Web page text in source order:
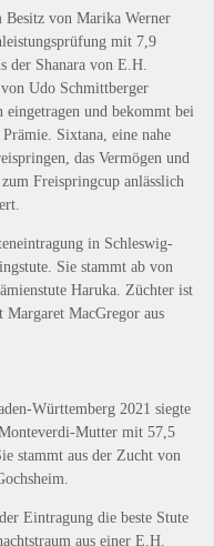
Besitz von Marika Werner
mit 7,9
der Shanara von E.H.
Udo Schmittberger
und bekommt bei
Sixtana, eine nahe
das Vermögen und
Freispringcup anlässlich
in Schleswig-
Sie stammt ab von
Haruka. Züchter ist
MacGregor aus
Württemberg 2021 siegte
Mutter mit 57,5
stammt aus der Zucht von
Eintragung die beste Stute
aus einer E.H.